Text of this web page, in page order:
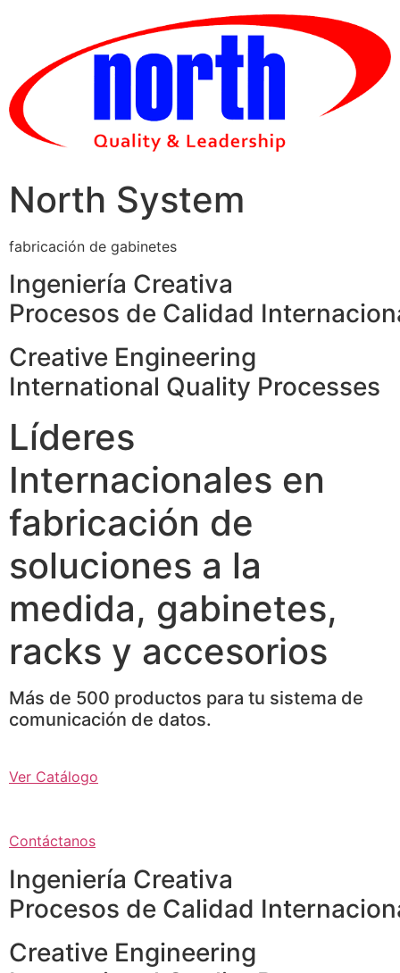
North System
fabricación de gabinetes
Ingeniería Creativa
Procesos de Calidad
Creative Engineering
International Quality Processes
Líderes
Internacionales en
fabricación de
soluciones a la
medida, gabinetes,
racks y accesorios
Más de 500 productos para tu sistema de
comunicación de datos.
Ver Catálogo
Contáctanos
Ingeniería Creativa
Procesos de Calidad
Creative Engineering